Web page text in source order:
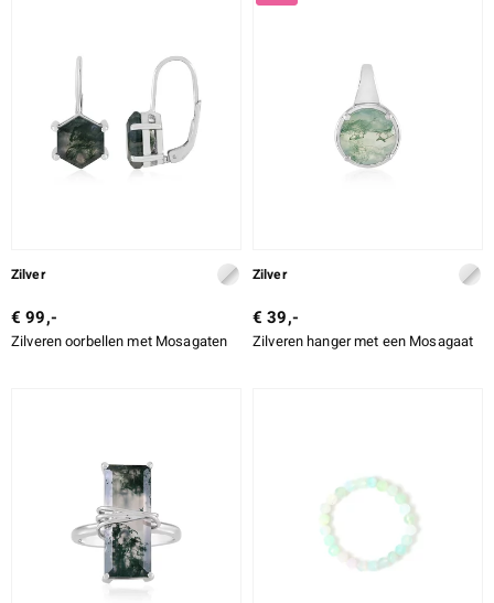
LEGERING
SLIJPVORM
SLIJPVORM EXACT
Zilver
€ 99,-
Zilveren oorbellen met Mosagaten
Zilver
€ 39,-
Zilveren hanger met een Mosagaat